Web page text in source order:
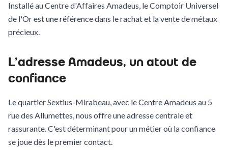
Installé au Centre d'Affaires Amadeus, le Comptoir Universel
de l'Or est une référence dans le rachat et la vente de métaux
précieux.
L'adresse Amadeus, un atout de
confiance
Le quartier Sextius-Mirabeau, avec le Centre Amadeus au 5
rue des Allumettes, nous offre une adresse centrale et
rassurante. C'est déterminant pour un métier où la confiance
se joue dès le premier contact.